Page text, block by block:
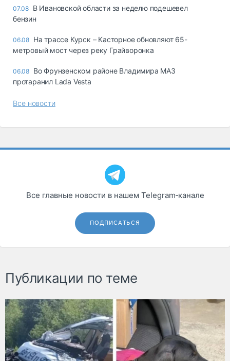
07.08 В Ивановской области за неделю подешевел
бензин
06.08 На трассе Курск – Касторное обновляют 65-
метровый мост через реку Грайворонка
06.08 Во Фрунзенском районе Владимира МАЗ
протаранил Lada Vesta
Все новости
Все главные новости в нашем Telegram‑канале
ПОДПИСАТЬСЯ
Публикации по теме